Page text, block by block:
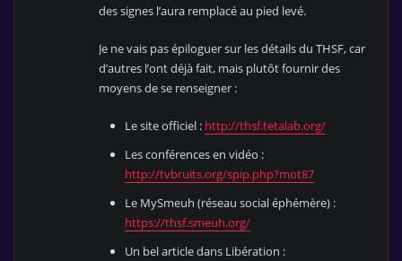
des signes l’aura remplacé au pied levé.
Je ne vais pas épiloguer sur les détails du THSF, car
d’autres l’ont déjà fait, mais plutôt fournir des
moyens de se renseigner :
Le site officiel : http://thsf.tetalab.org/
Les conférences en vidéo :
http://tvbruits.org/spip.php?mot87
Le MySmeuh (réseau social éphémère) :
https://thsf.smeuh.org/
Un bel article dans Libération :